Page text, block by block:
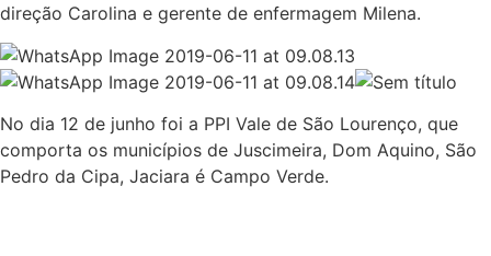
direção Carolina e gerente de enfermagem Milena.
No dia 12 de junho foi a PPI Vale de São Lourenço, que
comporta os municípios de Juscimeira, Dom Aquino, São
Pedro da Cipa, Jaciara é Campo Verde.